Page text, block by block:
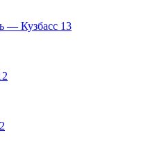
— Кузбасс 13